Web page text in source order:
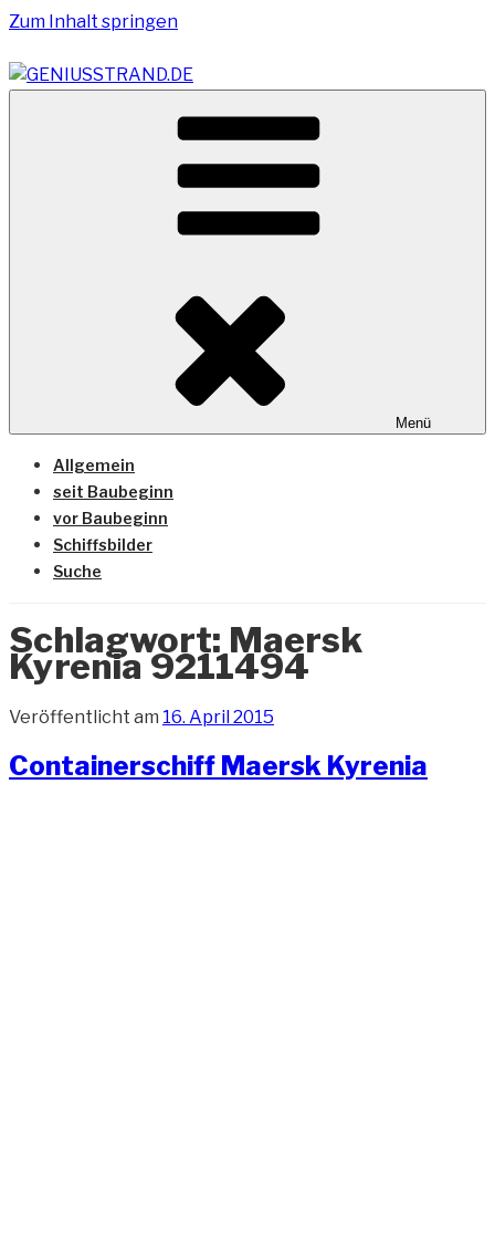
Zum Inhalt springen
GENIUSSTRAND.DE
Vom Geniusstrand zum JadeWeserPort/Container
Terminal Wilhelmshaven
Menü
Allgemein
seit Baubeginn
vor Baubeginn
Schiffsbilder
Suche
Schlagwort: Maersk
Kyrenia 9211494
Veröffentlicht am 16. April 2015
Containerschiff Maersk Kyrenia